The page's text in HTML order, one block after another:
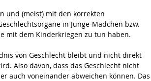
und (meist) mit den korrekten
in Junge-Mädchen bzw.
mit dem Kinderkriegen zu tun haben.
von Geschlecht bleibt und nicht direkt
Also davon, dass das Geschlecht nicht
auch voneinander abweichen können. Das